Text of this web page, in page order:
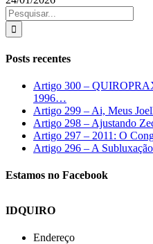
Buscar
resultados
para:
Posts recentes
Artigo 300 –
1996…
Artigo 299 – Ai, Meus
Artigo 298 – Ajustando
Artigo 297 – 2011: O
Artigo 296 – A
Estamos no Facebook
IDQUIRO
Endereço